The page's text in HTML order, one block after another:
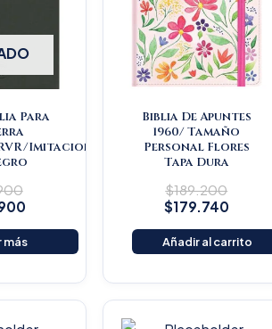
Para
Imitacion
más
Biblia De Apuntes
1960/ Tamaño
Personal Flores
Tapa Dura
$189.200
$179.740
Añadir al carrito